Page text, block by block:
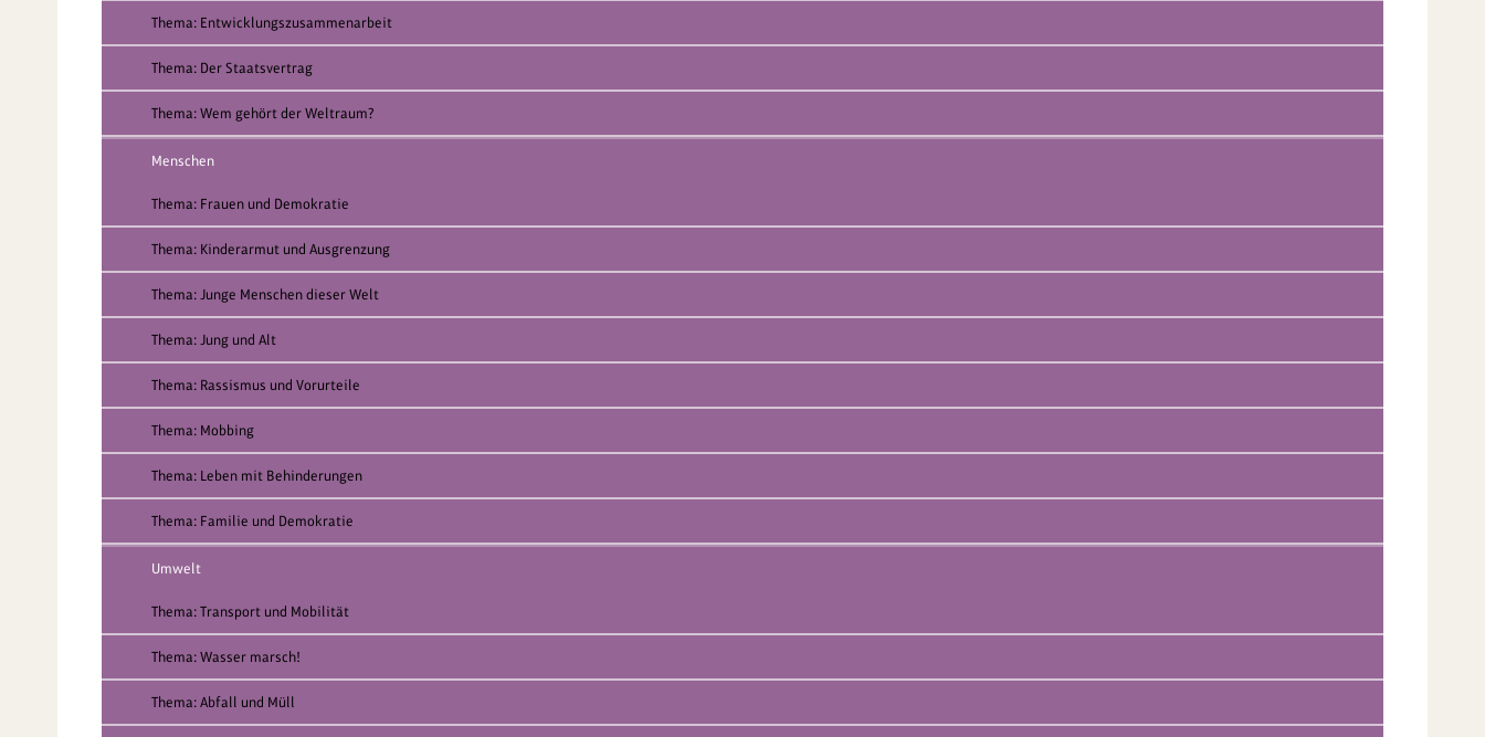
Thema: Entwicklungszusammenarbeit
Thema: Der Staatsvertrag
Thema: Wem gehört der Weltraum?
Menschen
Thema: Frauen und Demokratie
Thema: Kinderarmut und Ausgrenzung
Thema: Junge Menschen dieser Welt
Thema: Jung und Alt
Thema: Rassismus und Vorurteile
Thema: Mobbing
Thema: Leben mit Behinderungen
Thema: Familie und Demokratie
Umwelt
Thema: Transport und Mobilität
Thema: Wasser marsch!
Thema: Abfall und Müll